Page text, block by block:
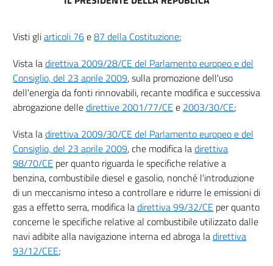
8 bis
9
Capo II
REGOLAMENTAZIONE TECNICA
10
11
12
13
Titolo III
INFORMAZIONE E FORMAZIONE
14
Visti gliarticoli 76e87 della Costituzione;
Vista ladirettiva 2009/28/CE del Parlamento europeo e del
Consiglio, del 23 aprile 2009, sulla promozione dell'uso
dell'energia da fonti rinnovabili, recante modifica e successiva
abrogazione delledirettive 2001/77/CE e 2003/30/CE;
Vista ladirettiva 2009/30/CE del Parlamento europeo e del
Consiglio, del 23 aprile 2009, che modifica ladirettiva
98/70/CE per quanto riguarda le specifiche relative a
benzina, combustibile diesel e gasolio, nonché l'introduzione
di un meccanismo inteso a controllare e ridurre le emissioni di
gas a effetto serra, modifica ladirettiva 99/32/CE per quanto
concerne le specifiche relative al combustibile utilizzato dalle
navi adibite alla navigazione interna ed abroga ladirettiva
93/12/CEE;